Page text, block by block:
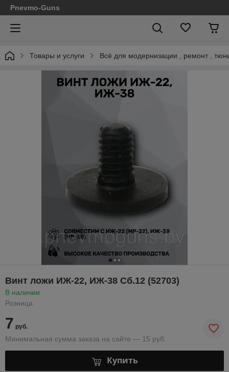
Pnevmo-Guns
Товары и услуги Всё для модернизации , ремонт ,
Винт ложи ИЖ-22, ИЖ-38 Сб.12 (52703)
В наличии
Розница
7 руб.
Минимальная сумма заказа на сайте — 15 руб.
Купить